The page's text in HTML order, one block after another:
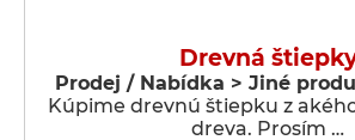
Drevná
Prodej / Nabídka > Jiné
Kúpime drevnú štiepku z
dreva. Prosím …